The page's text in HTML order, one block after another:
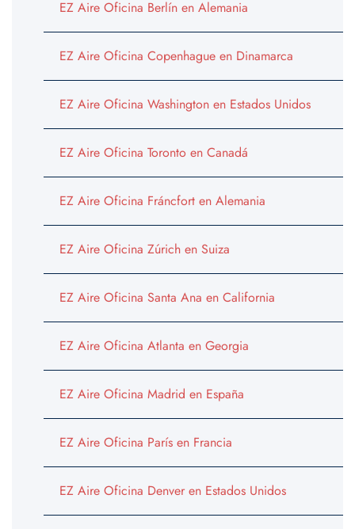
EZ Aire Oficina Berlín en Alemania
EZ Aire Oficina Copenhague en Dinamarca
EZ Aire Oficina Washington en Estados Unidos
EZ Aire Oficina Toronto en Canadá
EZ Aire Oficina Fráncfort en Alemania
EZ Aire Oficina Zúrich en Suiza
EZ Aire Oficina Santa Ana en California
EZ Aire Oficina Atlanta en Georgia
EZ Aire Oficina Madrid en España
EZ Aire Oficina París en Francia
EZ Aire Oficina Denver en Estados Unidos